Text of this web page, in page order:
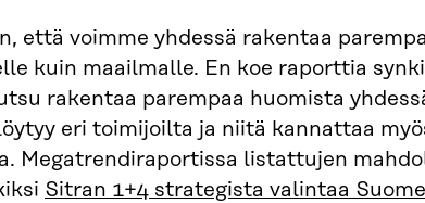
että voimme yhdessä rakentaa
kuin maailmalle. En koe raporttia
rakentaa parempaa huomista
eri toimijoilta ja niitä kannattaa
Megatrendiraportissa listattujen
Sitran 1+4 strategista valintaa